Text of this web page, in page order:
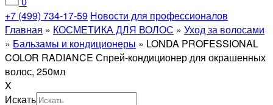
+7 (499) 734-17-59 Новости для профессионалов
Главная » КОСМЕТИКА ДЛЯ ВОЛОС » Уход за волосами
» Бальзамы и кондиционеры » LONDA PROFESSIONAL
COLOR RADIANCE Спрей-кондиционер для окрашенных
волос, 250мл
X
Искать